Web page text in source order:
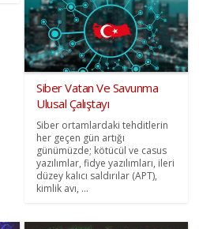
Siber Vatan Ve Savunma
Ulusal Çalıştayı
Siber ortamlardaki tehditlerin
her geçen gün artığı
günümüzde; kötücül ve casus
yazılımlar, fidye yazılımları, ileri
düzey kalıcı saldırılar (APT),
kimlik avı, ...